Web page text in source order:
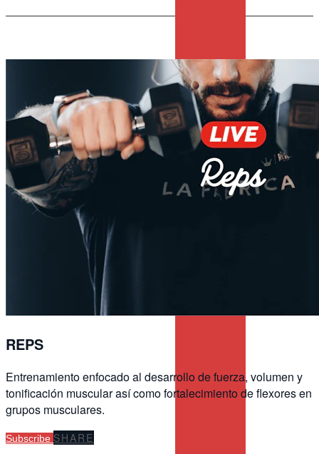
REPS
Entrenamiento enfocado al desarrollo de fuerza, volumen y
tonificación muscular así como fortalecimiento de flexores en
grupos musculares.
Subscribe SHARE